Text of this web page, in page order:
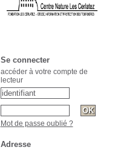
Se connecter
accéder à votre compte de
lecteur
Mot de passe oublié ?
Adresse